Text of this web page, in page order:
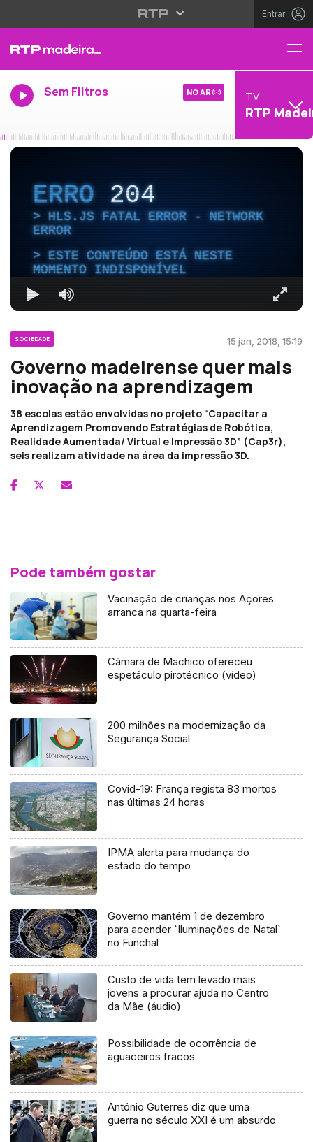
Entrar
Sem Filtros NO AR TV
RTP
ERRO204
HLS.JS FATAL ERROR - NETWORK
ERROR
ESTE CONTEÚDO ESTÁ NESTE
MOMENTO INDISPONÍVEL
SOCIEDADE 15 jan, 2018, 15:19
Governo madeirense quer mais
inovação na aprendizagem
38 escolas estão envolvidas no projeto “Capacitar a
Aprendizagem Promovendo Estratégias de Robótica,
Realidade Aumentada/ Virtual e Impressão 3D” (Cap3r),
seis realizam atividade na área da impressão 3D.
Pode também gostar
Vacinação de crianças nos Açores
arranca na quarta-feira
Câmara de Machico ofereceu
espetáculo pirotécnico (vídeo)
200 milhões na modernização da
Segurança Social
Covid-19: França regista 83 mortos
nas últimas 24 horas
IPMA alerta para mudança do
estado do tempo
Governo mantém 1 de dezembro
para acender `Iluminações de Natal`
no Funchal
Custo de vida tem levado mais
jovens a procurar ajuda no Centro
da Mãe (áudio)
Possibilidade de ocorrência de
aguaceiros fracos
António Guterres diz que uma
guerra no século XXI é um absurdo